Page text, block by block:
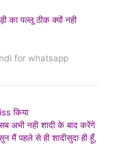
का पल्लू ठीक क्यों नही
for whatsapp
किया
अभी नही शादी के बाद करेंगे
मैं पहले से ही शादीसुदा ही हूँ,